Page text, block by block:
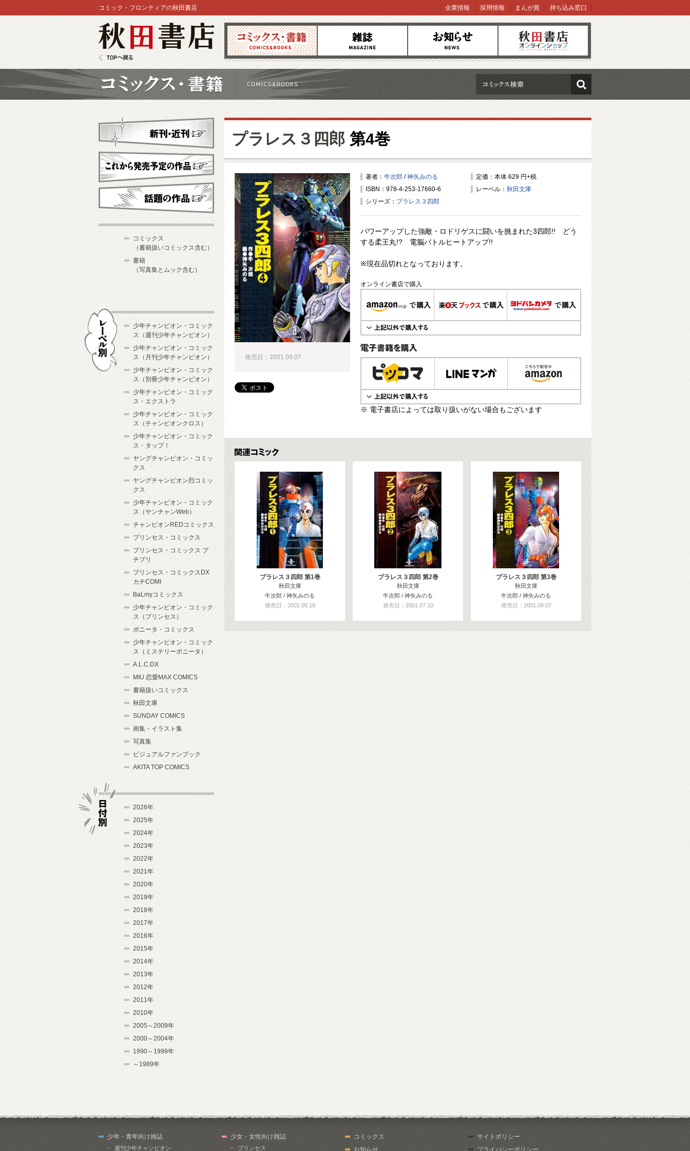
コミックス 雑誌 お知らせ オンラインショップ
コミック・フロンティアの秋田書店 企業情報 採用情報 まんが賞 持ち込み窓口
検索
プラレス３四郎 第4巻
著者： 牛次郎 /神矢みのる
定価：本体 629 円+税
ISBN：978-4-253-17660-6
レーベル： 秋田文庫
シリーズ： プラレス３四郎
パワーアップした強敵・ロドリゲスに闘いを挑まれた3四郎!! どう
する柔王丸!? 電脳バトルヒートアップ!!
※現在品切れとなっております。
オンライン書店で購入
電子書籍で購入
※ 電子書店によっては取り扱いがない場合もございます
発売日：2001.09.07
関連コミックス
プラレス３四郎 第1巻
秋田文庫
牛次郎 / 神矢みのる
発売日：2001.05.10
プラレス３四郎 第2巻
秋田文庫
牛次郎 / 神矢みのる
発売日：2001.07.10
プラレス３四郎 第3巻
秋田文庫
牛次郎 / 神矢みのる
発売日：2001.09.07
新刊・近刊
これから発売予定
コミックス
（書籍扱いコミックス含む）
書籍
（写真集とムック含む）
少年チャンピオン・コミック
ス（週刊少年チャンピオン）
少年チャンピオン・コミック
ス（月刊少年チャンピオン）
少年チャンピオン・コミック
ス（別冊少年チャンピオン）
少年チャンピオン・コミック
ス・エクストラ
少年チャンピオン・コミック
ス（チャンピオンクロス）
少年チャンピオン・コミック
ス・タップ！
ヤングチャンピオン・コミッ
クス
ヤングチャンピオン烈コミッ
クス
少年チャンピオン・コミック
ス（ヤンチャンWeb）
チャンピオンREDコミックス
プリンセス・コミックス
プリンセス・コミックス プ
チプリ
プリンセス・コミックスDX
カチCOMI
BaLmyコミックス
少年チャンピオン・コミック
ス（プリンセス）
ボニータ・コミックス
少年チャンピオン・コミック
ス（ミステリーボニータ）
A.L.C.DX
MIU 恋愛MAX COMICS
書籍扱いコミックス
秋田文庫
SUNDAY COMICS
画集・イラスト集
写真集
ビジュアルファンブック
AKITA TOP COMICS
2026年
2025年
2024年
2023年
2022年
2021年
2020年
2019年
2018年
2017年
2016年
2015年
2014年
2013年
2012年
2011年
2010年
2005～2009年
2000～2004年
1990～1999年
～1989年
少年・青年向け雑誌
週刊少年チャンピオン
少女・女性向け雑誌
プリンセス
コミックス
お知らせ
サイトポリシー
プライバシーポリシー